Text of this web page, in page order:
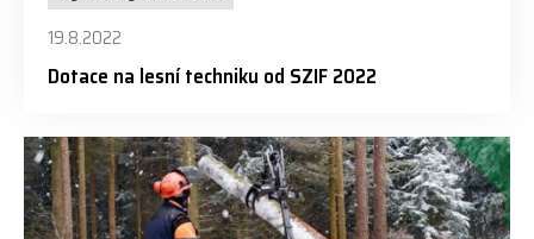
19.8.2022
Dotace na lesní techniku od SZIF 2022